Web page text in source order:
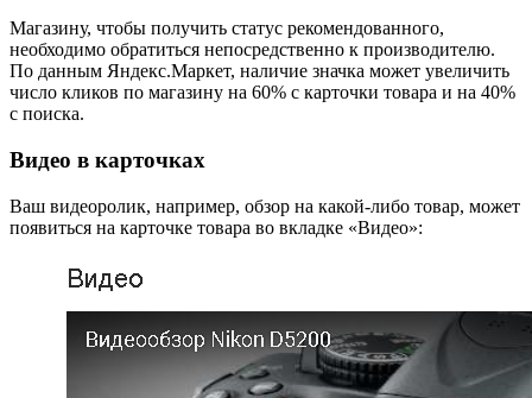
Магазину, чтобы получить статус рекомендованного,
необходимо обратиться непосредственно к производителю.
По данным Яндекс.Маркет, наличие значка может увеличить
число кликов по магазину на 60% с карточки товара и на 40%
с поиска.
Видео в карточках
Ваш видеоролик, например, обзор на какой-либо товар, может
появиться на карточке товара во вкладке «Видео»: